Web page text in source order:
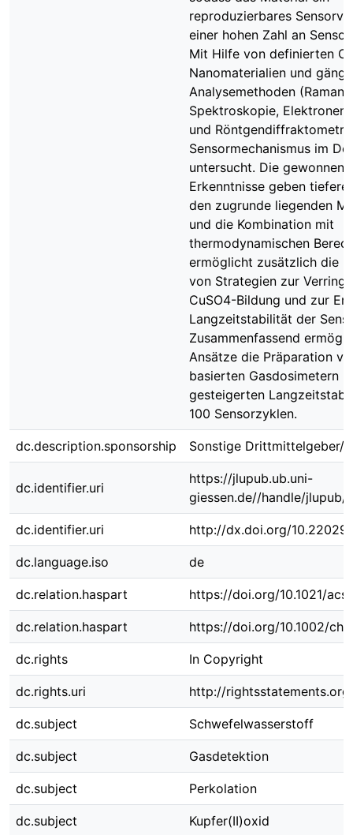
reproduzierbares
einer hohen Zahl an
Mit Hilfe von definierten
Nanomaterialien und
Analysemethoden (Raman-
Spektroskopie,
und
Sensormechanismus im
untersucht. Die
Erkenntnisse geben tiefere
den zugrunde liegenden
und die Kombination mit
thermodynamischen
ermöglicht zusätzlich die
von Strategien zur
CuSO4-Bildung und zur
Langzeitstabilität der
Zusammenfassend
Ansätze die Präparation
basierten Gasdosimetern
gesteigerten
100 Sensorzyklen.
dc.description.sponsorship Sonstige Drittmittelgeber/-
dc.identifier.uri
https://jlupub.ub.uni-
giessen.de//handle/jlupub/
dc.identifier.uri http://dx.doi.org/
dc.language.iso de
dc.relation.haspart https://doi.org/10.1021/
dc.relation.haspart https://doi.org/10.1002/
dc.rights In Copyright
dc.rights.uri http://
dc.subject Schwefelwasserstoff
dc.subject Gasdetektion
dc.subject Perkolation
dc.subject Kupfer(II)oxid